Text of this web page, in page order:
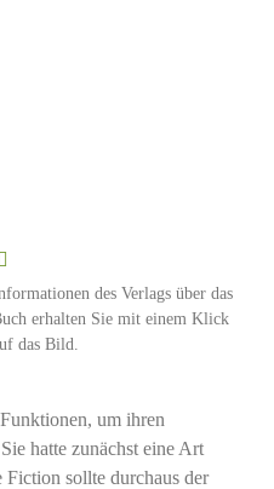
des Verlags über das
erhalten Sie mit einem Klick
das Bild.
um ihren
hatte zunächst eine Art
sollte durchaus der